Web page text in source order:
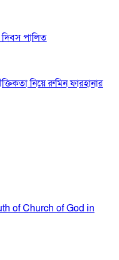
দিবস পালিত
নিয়ে রুমিন ফারহানার
of Church of God in